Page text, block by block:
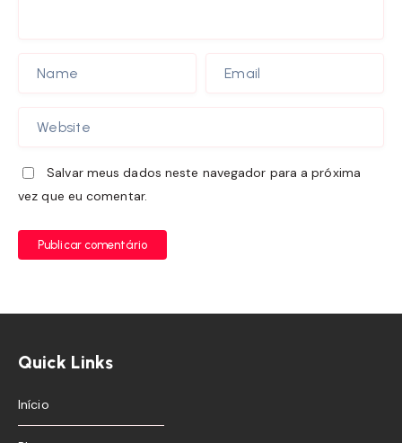
Salvar meus dados neste navegador para a próxima
vez que eu comentar.
Publicar comentário
Quick Links
Início